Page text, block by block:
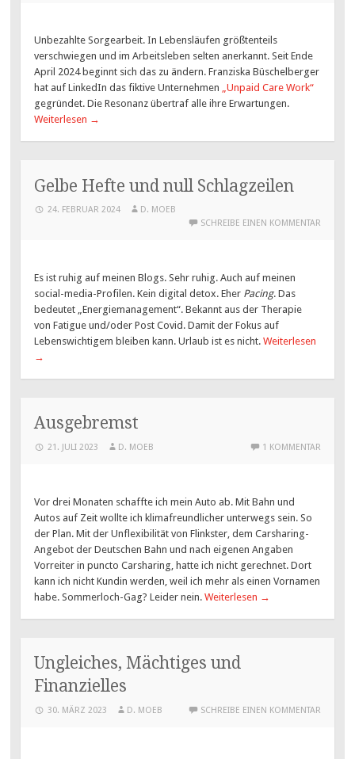
Unbezahlte Sorgearbeit. In Lebensläufen größtenteils
verschwiegen und im Arbeitsleben selten anerkannt. Seit Ende
April 2024 beginnt sich das zu ändern. Franziska Büschelberger
hat auf LinkedIn das fiktive Unternehmen
„Unpaid Care Work“
gegründet. Die Resonanz übertraf alle ihre Erwartungen.
Weiterlesen →
Gelbe Hefte und null Schlagzeilen
24. FEBRUAR 2024
D. MOEB
SCHREIBE EINEN KOMMENTAR
Es ist ruhig auf meinen Blogs. Sehr ruhig. Auch auf meinen
social-media-Profilen. Kein digital detox. Eher Pacing. Das
bedeutet „Energiemanagement“. Bekannt aus der Therapie
von Fatigue und/oder Post Covid. Damit der Fokus auf
Lebenswichtigem bleiben kann. Urlaub ist es nicht.Weiterlesen
→
Ausgebremst
21. JULI 2023 D. MOEB 1 KOMMENTAR
Vor drei Monaten schaffte ich mein Auto ab. Mit Bahn und
Autos auf Zeit wollte ich klimafreundlicher unterwegs sein. So
der Plan. Mit der Unflexibilität von Flinkster, dem Carsharing-
Angebot der Deutschen Bahn und nach eigenen Angaben
Vorreiter in puncto Carsharing, hatte ich nicht gerechnet. Dort
kann ich nicht Kundin werden, weil ich mehr als einen Vornamen
habe. Sommerloch-Gag? Leider nein.Weiterlesen →
Ungleiches, Mächtiges und
Finanzielles
30. MÄRZ 2023 D. MOEB SCHREIBE EINEN KOMMENTAR